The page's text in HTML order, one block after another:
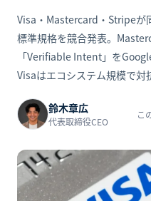
Visa・Mastercard・Stripeが
標準規格を競合発表。
「Verifiable Intent」を
Visaはエコシステム規模で対
鈴木章広
代表取締役CEO
こ